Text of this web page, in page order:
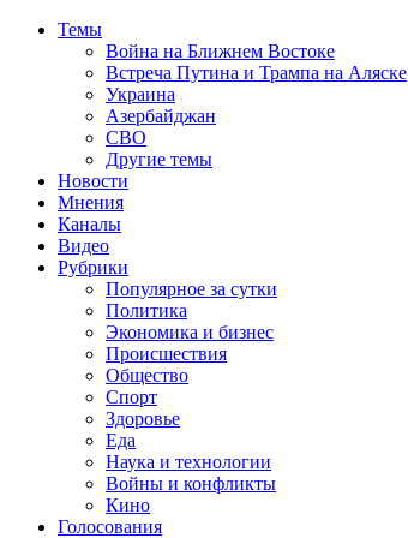
Темы
Война на Ближнем Востоке
Встреча Путина и Трампа на Аляске
Украина
Азербайджан
СВО
Другие темы
Новости
Мнения
Каналы
Видео
Рубрики
Популярное за сутки
Политика
Экономика и бизнес
Происшествия
Общество
Спорт
Здоровье
Еда
Наука и технологии
Войны и конфликты
Кино
Голосования